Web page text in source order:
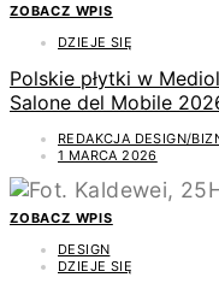
ZOBACZ WPIS
DZIEJE SIĘ
Polskie płytki w
Salone del Mobile
REDAKCJA DESIGN/
1 MARCA 2026
ZOBACZ WPIS
DESIGN
DZIEJE SIĘ